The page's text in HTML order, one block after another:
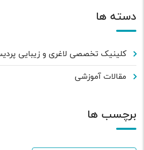
دسته ها
کلینیک تخصصی لاغری و زیبایی
مقالات آموزشی
برچسب ها